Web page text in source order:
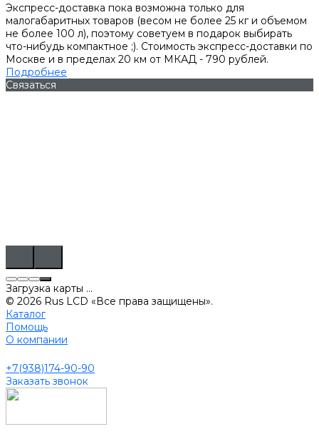
Экспресс-доставка пока возможна только для
малогабаритных товаров (весом не более 25 кг и объемом
не более 100 л), поэтому советуем в подарок выбирать
что-нибудь компактное ;). Стоимость экспресс-доставки по
Москве и в пределах 20 км от МКАД - 790 рублей.
Подробнее
Связаться
Загрузка карты ...
© 2026 Rus LCD «Все права защищены».
Каталог
Помощь
О компании
+7(938)174-90-90
Заказать звонок